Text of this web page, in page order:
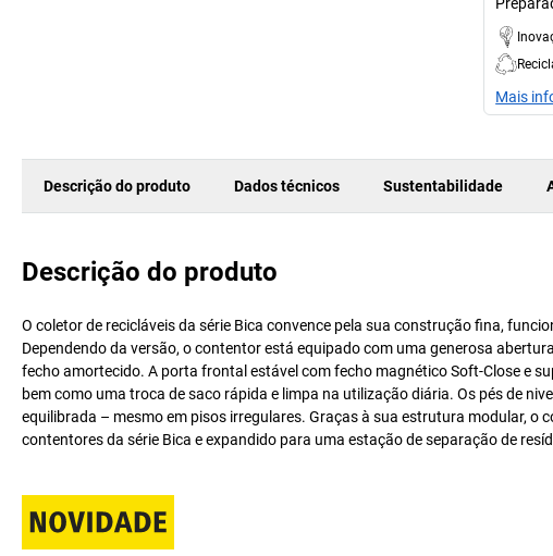
Mais
Descrição do produto Dados técnicos Sustentabilidade
Descrição do produto
O coletor de recicláveis da série Bica convence pela sua construção fina,
Dependendo da versão, o contentor está equipado com uma generosa
fecho amortecido. A porta frontal estável com fecho magnético Soft-Close e
bem como uma troca de saco rápida e limpa na utilização diária. Os pés de
equilibrada – mesmo em pisos irregulares. Graças à sua estrutura modular, o
contentores da série Bica e expandido para uma estação de separação de